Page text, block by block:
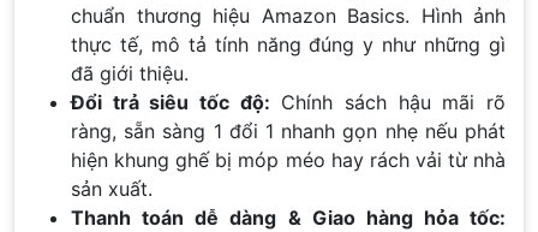
chuẩn thương hiệu Amazon Basics. Hình ảnh
thực tế, mô tả tính năng đúng y như những gì
đã giới thiệu.
Đổi trả siêu tốc độ: Chính sách hậu mãi rõ
ràng, sẵn sàng 1 đổi 1 nhanh gọn nhẹ nếu phát
hiện khung ghế bị móp méo hay rách vải từ nhà
sản xuất.
Thanh toán dễ dàng & Giao hàng hỏa tốc: